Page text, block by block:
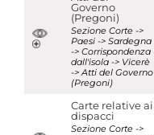
Governo
(Pregoni)
Sezione Corte ->
Paesi -> Sardegna
-> Corrispondenza
dall'isola -> Vicerè
-> Atti del Governo
(Pregoni)
Carte relative ai
dispacci
Sezione Corte ->